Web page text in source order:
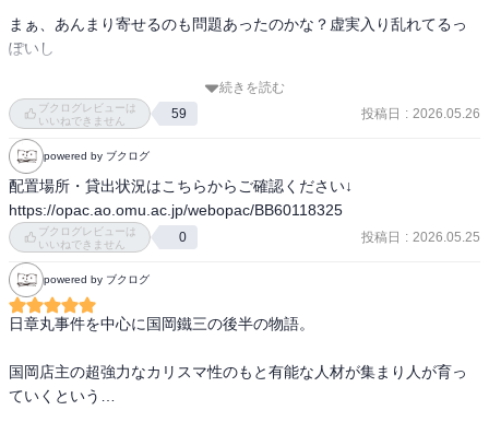
日章丸事件の場面では、石油をイランから日本へ無事に運べるか、
かけ、分かりました。感動です！
仕事のみならず、家族への思いもある鐵造が、最初の妻に対する気
持ちが描写された場面、胸が締め付けられました。
以下の文、現在の国際情勢を鑑みて、重くのしかかります。
p431(下巻)
...イランのアメリカに対する憎しみは永久に消えないということだ。
アメリカは石油の利権を得るためにイランを踏みにじった。このこ
とはおそらく将来にわたって大きな禍根を残すことになるだろう。
まぁ、あんまり寄せるのも問題あったのかな？虚実入り乱れてるっ
ぽいし
いや、そんなことはどうでもいいねん！( ﾟдﾟ )ｸﾜｯ!!
邪念多いわ！ジャネット・ジャクソンか！（ジャネット邪念ない
わ！）
いやー凄かった
戦後のな、立志伝ですわね
こういう立派な人たちがおったから今の日本があるんよな
そしてちゃんと今に繋がってるんよ
あと堺屋太一さんの解説も良かった
鐵造の敵として描かれていた「官僚」や「セブン・シスターズ」に
もそれぞれの「正義」があったんよって話な
我々庶民からすれば圧倒的に鐵造推しなんだが、違った立場、違っ
た見方で「正義」のカタチはいとも簡単に変わっていくのよな
続きを読む
ブクログレビューは
いいねできません
59 投稿日 : 2026.05.26
powered by ブクログ
配置場所・貸出状況はこちらからご確認ください↓
https://opac.ao.omu.ac.jp/webopac/BB60118325
ブクログレビューは
いいねできません
0 投稿日 : 2026.05.25
powered by ブクログ
日章丸事件を中心に国岡鐵三の後半の物語。
国岡店主の超強力なカリスマ性のもと有能な人材が集まり人が育っ
ていくという…